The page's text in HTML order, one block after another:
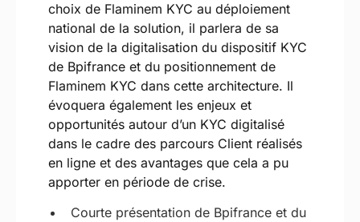
choix de Flaminem KYC au déploiement
national de la solution, il parlera de sa
vision de la digitalisation du dispositif KYC
de Bpifrance et du positionnement de
Flaminem KYC dans cette architecture. Il
évoquera également les enjeux et
opportunités autour d’un KYC digitalisé
dans le cadre des parcours Client réalisés
en ligne et des avantages que cela a pu
apporter en période de crise.
Courte présentation de Bpifrance et du